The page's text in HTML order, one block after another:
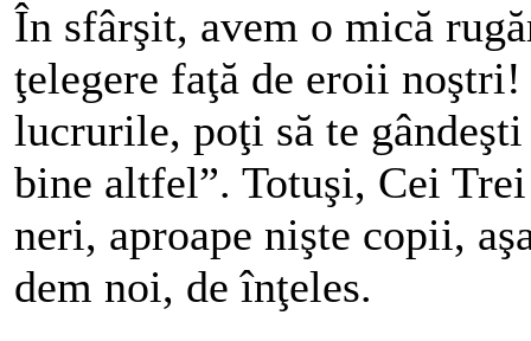
În sfârşit, avem o mică
ţelegere faţă de eroii
lucrurile, poţi să te gândeşti
bine altfel”. Totuşi, Cei
neri, aproape nişte copii,
dem noi, de înţeles.